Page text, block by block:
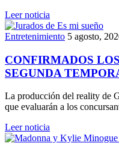
Leer noticia
Entretenimiento 5 agosto,
CONFIRMADOS
SEGUNDA
La producción del reality de
que evaluarán a los
Leer noticia